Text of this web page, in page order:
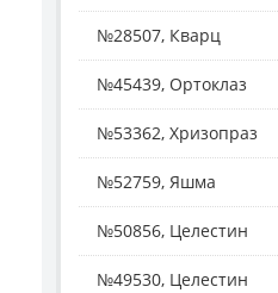
№28507, Кварц
№45439, Ортоклаз
№53362, Хризопраз
№52759, Яшма
№50856, Целестин
№49530, Целестин